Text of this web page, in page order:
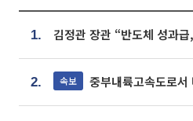
1.
2. 속보 중부내륙고속도로서